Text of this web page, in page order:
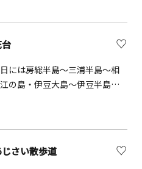
せています。
には房総半島～三浦半島～相
の島・伊豆大島～伊豆半島そ
がきつく道幅が狭いので運転
さい散歩道